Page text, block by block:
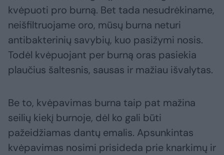
kvėpuoti pro burną. Bet tada nesudrėkiname,
neišfiltruojame oro, mūsų burna neturi
antibakterinių savybių, kuo pasižymi nosis.
Todėl kvėpuojant per burną oras pasiekia
plaučius šaltesnis, sausas ir mažiau išvalytas.
Be to, kvėpavimas burna taip pat mažina
seilių kiekį burnoje, dėl ko gali būti
pažeidžiamas dantų emalis. Apsunkintas
kvėpavimas nosimi prisideda prie knarkimų ir